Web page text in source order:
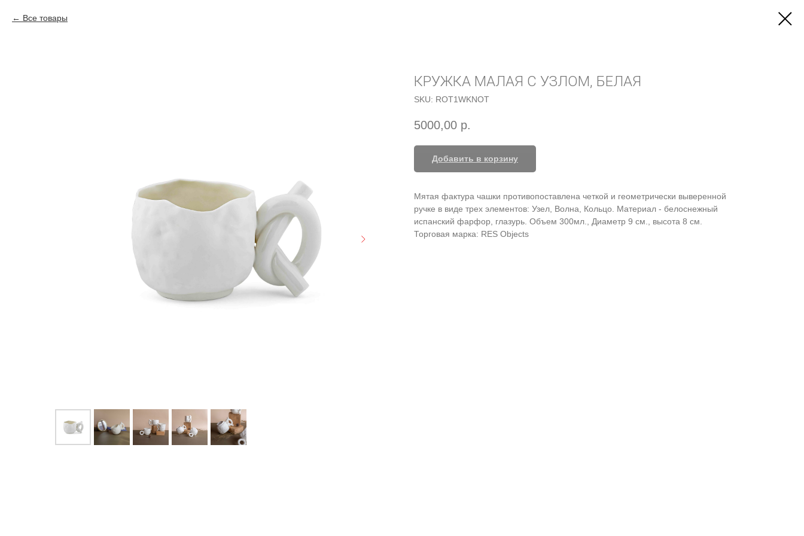
Все товары
КРУЖКА МАЛАЯ С УЗЛОМ, БЕЛАЯ
SKU: ROT1WKNOT
5000,00 р.
Добавить в корзину
Мятая фактура чашки противопоставлена четкой и геометрически выверенной
ручке в виде трех элементов: Узел, Волна, Кольцо. Материал - белоснежный
испанский фарфор, глазурь. Объем 300мл., Диаметр 9 см., высота 8 см.
Торговая марка: RES Objects